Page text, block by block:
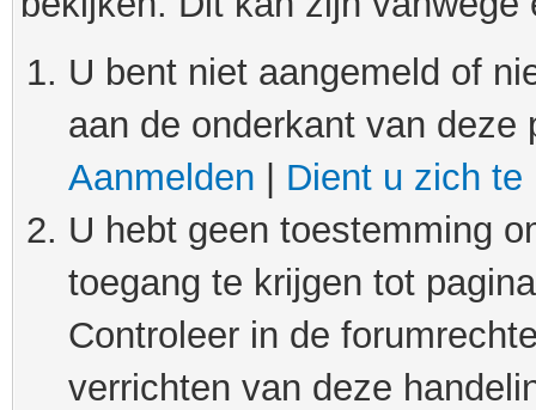
U bent niet aangemeld of
aan de onderkant van
Aanmelden
Dient u zich te
U hebt geen toestemming
toegang te krijgen tot
Controleer in de
verrichten van deze